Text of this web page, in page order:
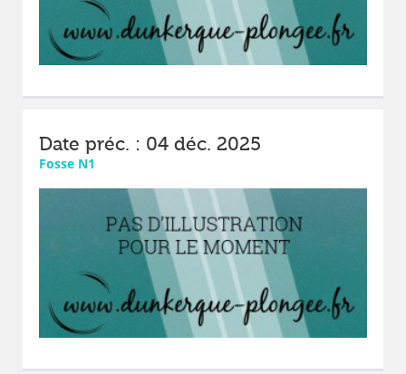
Date préc. : 04 déc. 2025
Fosse N1